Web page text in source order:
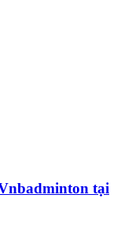
tại